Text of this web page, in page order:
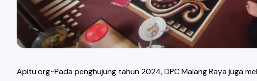
Apitu.org~Pada penghujung tahun 2024, DPC Malang Raya juga